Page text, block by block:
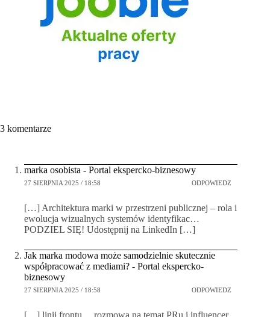
3 komentarze
marka osobista - Portal ekspercko-biznesowy
27 SIERPNIA 2025 / 18:58 ODPOWIEDZ
[…] Architektura marki w przestrzeni publicznej – rola i
ewolucja wizualnych systemów identyfikac…
PODZIEL SIĘ! Udostępnij na LinkedIn […]
Jak marka modowa może samodzielnie skutecznie
współpracować z mediami? - Portal ekspercko-
biznesowy
27 SIERPNIA 2025 / 18:58 ODPOWIEDZ
[…] linii frontu… rozmowa na temat PRu i influencer